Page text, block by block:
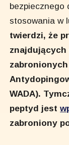
bezpiecznego
stosowania w
twierdzi, że
WADA).
peptyd jest
zabroniony